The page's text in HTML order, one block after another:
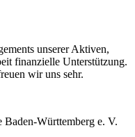
unserer Aktiven,
finanzielle Unterstützung.
wir uns sehr.
Württemberg e. V.